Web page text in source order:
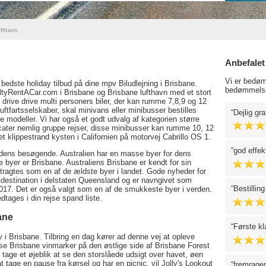
holiday tilbud på dine mpv Biludlejning i Brisbane.
i Brisbane og Brisbane lufthavn med et stort
drive multi personers biler, der kan rumme 7,8,9 og 12
skal minivans eller minibusser bestilles
Vi har også et godt udvalg af kategorien større
nemlig gruppe rejser, disse minibusser kan rumme 10, 12
klippestrand kysten i Californien på motorvej Cabrillo OS 1.
besøgende. Australien har en masse byer for dens
er Brisbane. Australiens Brisbane er kendt for sin
som en af de ældste byer i landet. Gode nyheder for
i delstaten Queensland og er navngivet som
Det er også valgt som en af de smukkeste byer i verden.
i din rejse spand liste.
Brisbane. Tilbring en dag kører ad denne vej at opleve
Brisbane vinmarker på den østlige side af Brisbane Forest
et øjeblik at se den storslåede udsigt over havet, øen
tage en pause fra kørsel og har en picnic, vil Jolly's Lookout
Vi er
Dejlig
god
Første